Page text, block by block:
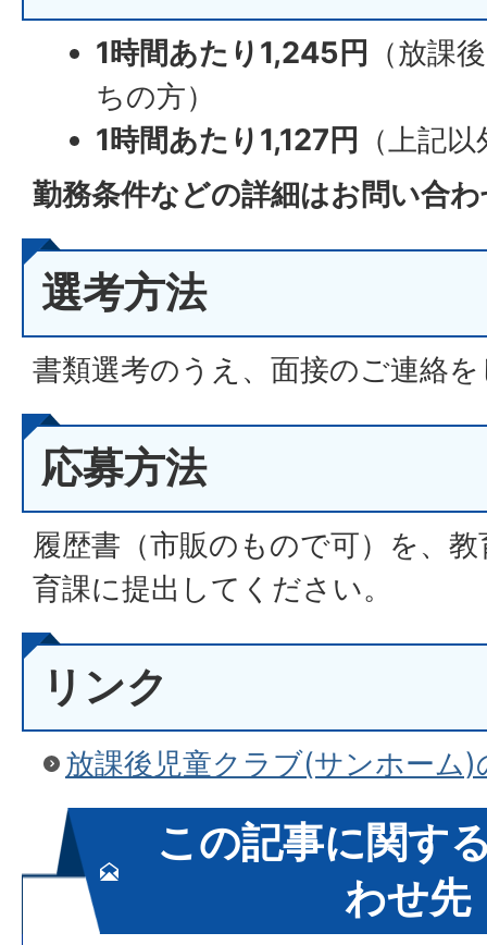
1時間あたり1,245円
（放課
ちの方）
1時間あたり1,127円
（上記
勤務条件などの詳細はお問い合
選考方法
書類選考のうえ、面接のご連絡
応募方法
履歴書（市販のもので可）を、
育課に提出してください。
リンク
放課後児童クラブ(サンホーム)
この記事に関す
わせ先